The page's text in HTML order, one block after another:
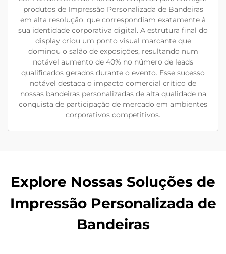
produtos de Impressão Personalizada de Bandeiras
em alta resolução, que correspondiam exatamente à
sua identidade corporativa digital. A estrutura final do
display criou um ponto visual marcante que
dominou o salão de exposições, resultando num
notável aumento de 40% no número de leads
qualificados gerados durante o evento. Esse sucesso
notável destaca o impacto comercial crítico de
nossas bandeiras personalizadas de alta qualidade na
conquista de participação de mercado em ambientes
corporativos competitivos.
Explore Nossas Soluções de
Impressão Personalizada de
Bandeiras